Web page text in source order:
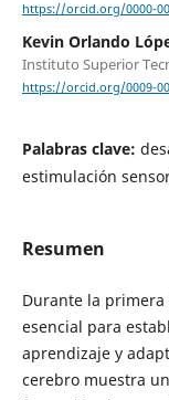
https://orcid.org/0000-
Kevin Orlando
Instituto Superior
https://orcid.org/0009-
Palabras clave:
estimulación
Resumen
Durante la
esencial para
aprendizaje y
cerebro muestra